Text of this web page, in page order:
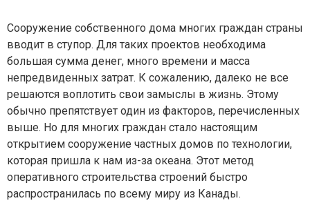
Сооружение собственного дома многих граждан страны
вводит в ступор. Для таких проектов необходима
большая сумма денег, много времени и масса
непредвиденных затрат. К сожалению, далеко не все
решаются воплотить свои замыслы в жизнь. Этому
обычно препятствует один из факторов, перечисленных
выше. Но для многих граждан стало настоящим
открытием сооружение частных домов по технологии,
которая пришла к нам из-за океана. Этот метод
оперативного строительства строений быстро
распространилась по всему миру из Канады.